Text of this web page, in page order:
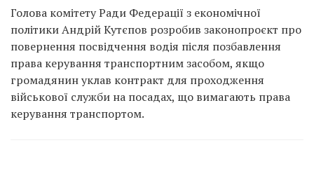
Голова комітету Ради Федерації з економічної
політики Андрій Кутєпов розробив законопроєкт про
повернення посвідчення водія після позбавлення
права керування транспортним засобом, якщо
громадянин уклав контракт для проходження
військової служби на посадах, що вимагають права
керування транспортом.